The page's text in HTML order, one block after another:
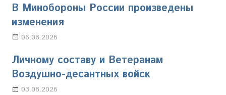
В Минобороны России произведены
изменения
06.08.2026
Личному составу и Ветеранам
Воздушно-десантных войск
03.08.2026